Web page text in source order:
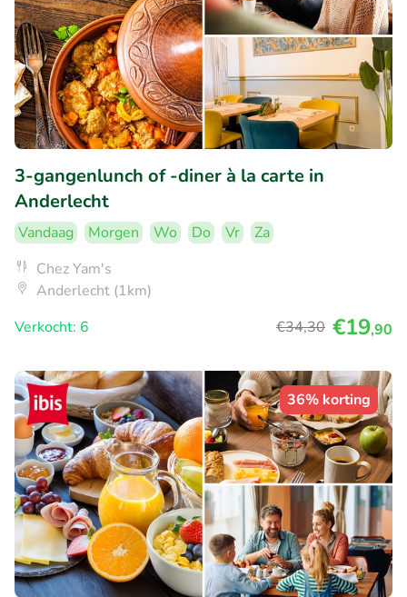
3-gangenlunch of -diner à la carte in
Anderlecht
Vandaag Morgen Wo Do Vr
Za
Chez Yam's
Anderlecht (1km)
Verkocht: 6
€34,30 €19,90
36% korting